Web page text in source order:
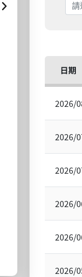
日期
2026/
2026/
2026/
2026/
2026/
2026/